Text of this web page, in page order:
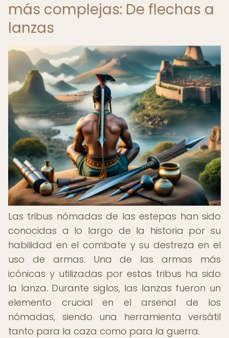
más complejas: De flechas a
lanzas
Las tribus nómadas de las estepas han sido
conocidas a lo largo de la historia por su
habilidad en el combate y su destreza en el
uso de armas. Una de las armas más
icónicas y utilizadas por estas tribus ha sido
la lanza. Durante siglos, las lanzas fueron un
elemento crucial en el arsenal de los
nómadas, siendo una herramienta versátil
tanto para la caza como para la guerra.